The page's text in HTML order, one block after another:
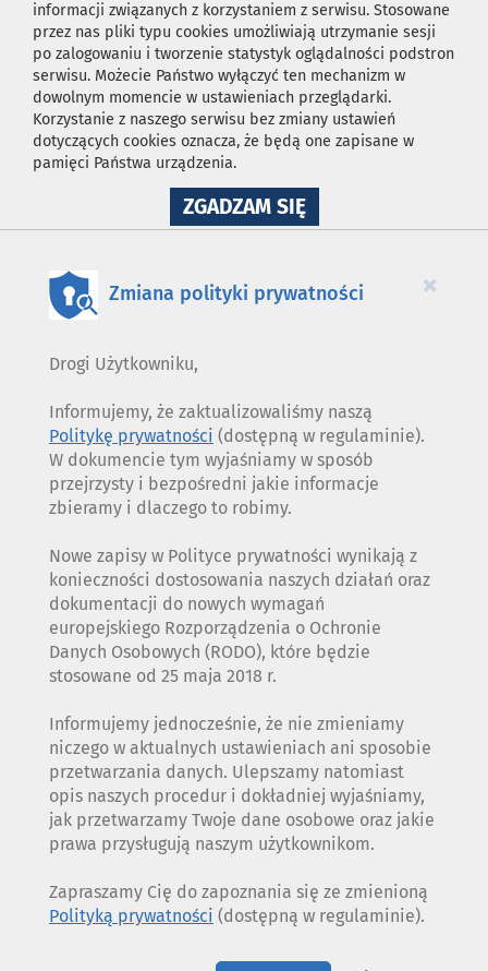
informacji związanych z korzystaniem z serwisu. Stosowane
przez nas pliki typu cookies umożliwiają utrzymanie sesji
po zalogowaniu i tworzenie statystyk oglądalności podstron
serwisu. Możecie Państwo wyłączyć ten mechanizm w
dowolnym momencie w ustawieniach przeglądarki.
Korzystanie z naszego serwisu bez zmiany ustawień
dotyczących cookies oznacza, że będą one zapisane w
pamięci Państwa urządzenia.
ZGADZAM SIĘNA
WYKORZYSTANIE
×
Zmiana polityki prywatności
Drogi Użytkowniku,
Informujemy, że zaktualizowaliśmy naszą
Politykę prywatności (dostępną w regulaminie).
W dokumencie tym wyjaśniamy w sposób
przejrzysty i bezpośredni jakie informacje
zbieramy i dlaczego to robimy.
Nowe zapisy w Polityce prywatności wynikają z
konieczności dostosowania naszych działań oraz
dokumentacji do nowych wymagań
europejskiego Rozporządzenia o Ochronie
Danych Osobowych (RODO), które będzie
stosowane od 25 maja 2018 r.
Informujemy jednocześnie, że nie zmieniamy
niczego w aktualnych ustawieniach ani sposobie
przetwarzania danych. Ulepszamy natomiast
opis naszych procedur i dokładniej wyjaśniamy,
jak przetwarzamy Twoje dane osobowe oraz jakie
prawa przysługują naszym użytkownikom.
Zapraszamy Cię do zapoznania się ze zmienioną
Polityką prywatności (dostępną w regulaminie).